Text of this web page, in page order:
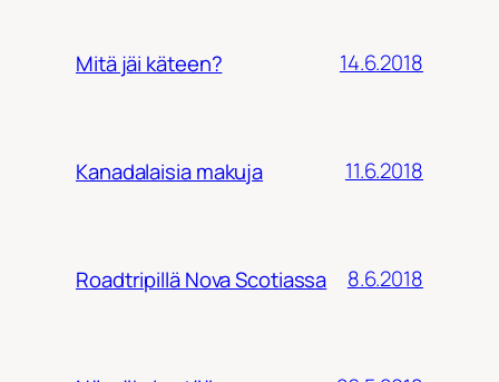
Mitä jäi käteen? 14.6.2018
Kanadalaisia makuja 11.6.2018
Roadtripillä Nova Scotiassa 8.6.2018